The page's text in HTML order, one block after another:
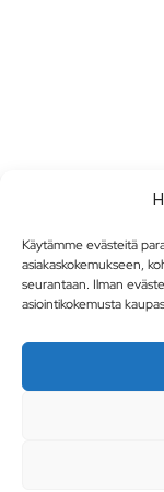
Käytämme evästeitä
asiakaskokemukseen,
seurantaan. Ilman
asiointikokemusta